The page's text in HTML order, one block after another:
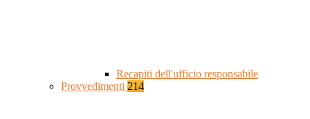
Recapiti dell'ufficio responsabile
Provvedimenti 214